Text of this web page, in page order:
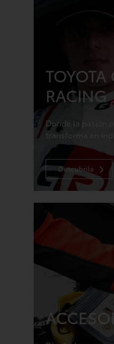
RACING
Donde la pasión
transforma en
Descubrila